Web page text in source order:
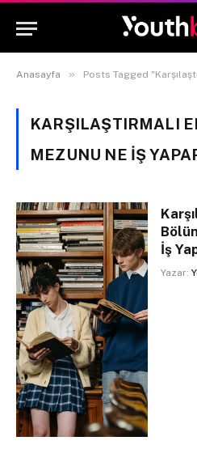
Anasayfa » Posts Tagged
KARŞILAŞTIRMALI
MEZUNU NE İŞ
İş
Yazar: